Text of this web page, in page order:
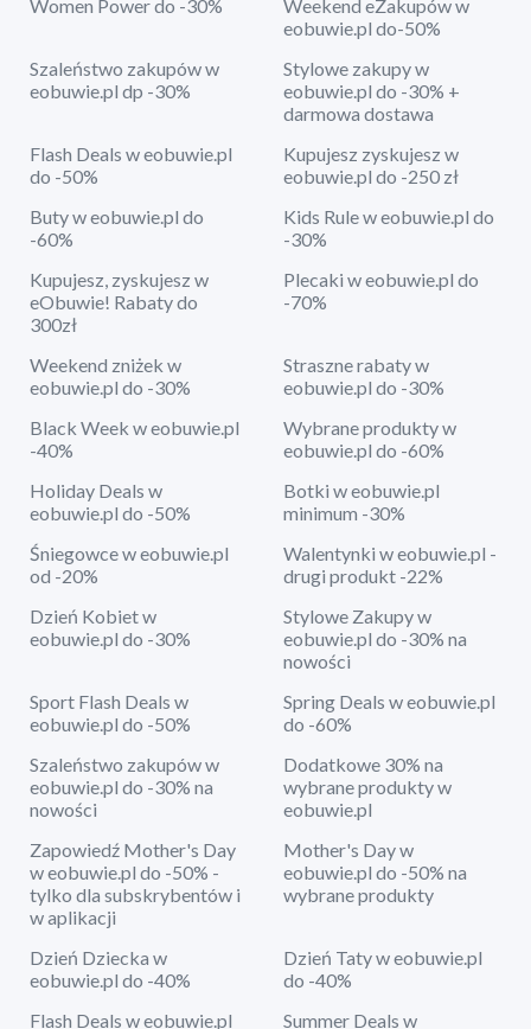
Women Power do -30%
Weekend eZakupów w
eobuwie.pl do-50%
Szaleństwo zakupów w
eobuwie.pl dp -30%
Stylowe zakupy w
eobuwie.pl do -30% +
darmowa dostawa
Flash Deals w eobuwie.pl
do -50%
Kupujesz zyskujesz w
eobuwie.pl do -250 zł
Buty w eobuwie.pl do
-60%
Kids Rule w eobuwie.pl do
-30%
Kupujesz, zyskujesz w
eObuwie! Rabaty do
300zł
Plecaki w eobuwie.pl do
-70%
Weekend zniżek w
eobuwie.pl do -30%
Straszne rabaty w
eobuwie.pl do -30%
Black Week w eobuwie.pl
-40%
Wybrane produkty w
eobuwie.pl do -60%
Holiday Deals w
eobuwie.pl do -50%
Botki w eobuwie.pl
minimum -30%
Śniegowce w eobuwie.pl
od -20%
Walentynki w eobuwie.pl -
drugi produkt -22%
Dzień Kobiet w
eobuwie.pl do -30%
Stylowe Zakupy w
eobuwie.pl do -30% na
nowości
Sport Flash Deals w
eobuwie.pl do -50%
Spring Deals w eobuwie.pl
do -60%
Szaleństwo zakupów w
eobuwie.pl do -30% na
nowości
Dodatkowe 30% na
wybrane produkty w
eobuwie.pl
Zapowiedź Mother's Day
w eobuwie.pl do -50% -
tylko dla subskrybentów i
w aplikacji
Mother's Day w
eobuwie.pl do -50% na
wybrane produkty
Dzień Dziecka w
eobuwie.pl do -40%
Dzień Taty w eobuwie.pl
do -40%
Flash Deals w eobuwie.pl
Summer Deals w